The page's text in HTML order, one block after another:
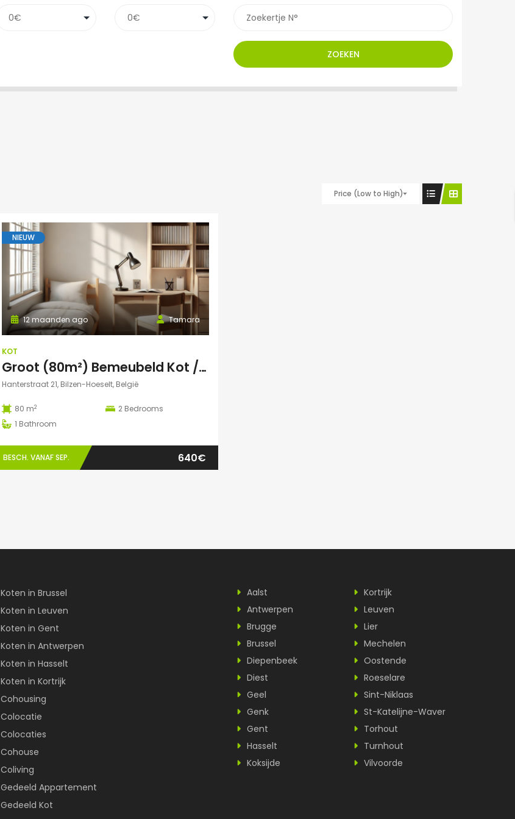
ZOEKEN
Price (Low to High)
NIEUW
Tamara
12 maanden ago
KOT
Groot (80m²) Bemeubeld Kot / Huis (volledig privé) Diepenbeek
Hanterstraat 21, Bilzen-Hoeselt, België
80 m2 2 Bedrooms
1 Bathroom
BESCH. VANAF SEP. 640€
Koten in Brussel
Koten in Leuven
Koten in Gent
Koten in Antwerpen
Koten in Hasselt
Koten in Kortrijk
Cohousing
Colocatie
Colocaties
Cohouse
Coliving
Gedeeld Appartement
Gedeeld Kot
Aalst
Antwerpen
Brugge
Brussel
Diepenbeek
Diest
Geel
Genk
Gent
Hasselt
Koksijde
Kortrijk
Leuven
Lier
Mechelen
Oostende
Roeselare
Sint-Niklaas
St-Katelijne-Waver
Torhout
Turnhout
Vilvoorde